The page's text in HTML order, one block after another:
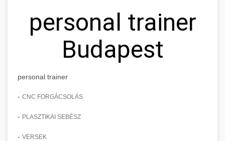
personal trainer
Budapest
personal trainer
- CNC FORGÁCSOLÁS
- PLASZTIKAI SEBÉSZ
- VERSEK